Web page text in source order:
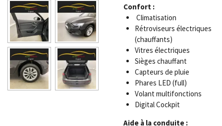
Confort :
Climatisation
Rétroviseurs électriques
(chauffants)
Vitres électriques
Sièges chauffant
Capteurs de pluie
Phares LED (full)
Volant multifonctions
Digital Cockpit
Aide à la conduite :